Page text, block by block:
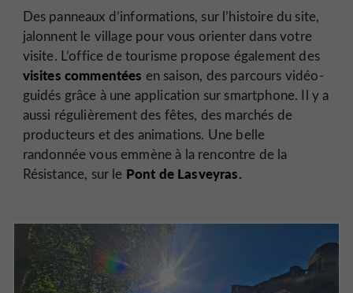
Des panneaux d’informations, sur l’histoire du site,
jalonnent le village pour vous orienter dans votre
visite. L’office de tourisme propose également des
visites commentées en saison, des parcours vidéo-
guidés grâce à une application sur smartphone. Il y a
aussi régulièrement des fêtes, des marchés de
producteurs et des animations. Une belle
randonnée vous emmène à la rencontre de la
Résistance, sur le Pont de Lasveyras.